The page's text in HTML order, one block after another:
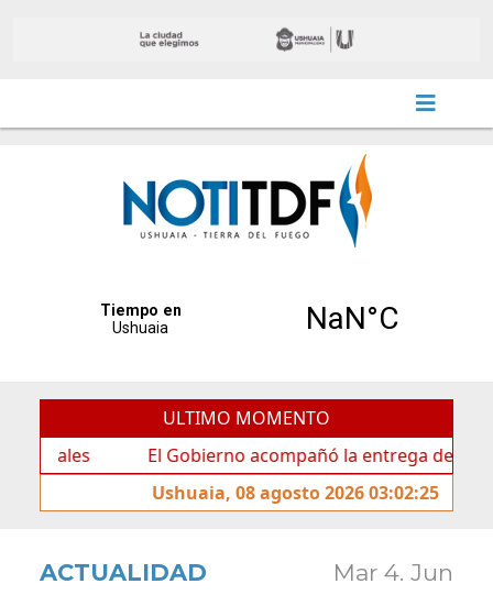
ULTIMO MOMENTO
El Gobierno acompañó la entrega de nueva
Ushuaia, 08 agosto 2026 03:02:25
ACTUALIDAD Mar 4. Jun